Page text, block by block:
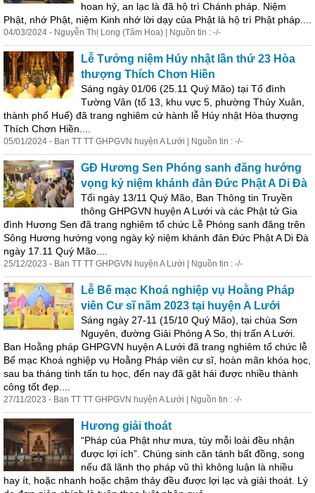
hoan hỷ, an lạc là đã hộ trì Chánh pháp. Niệm
Phật, nhớ Phật, niệm Kinh nhớ lời dạy của Phật là hộ trì Phật pháp....
04/03/2024 - Nguyễn Thị Long (Tâm Hoa) | Nguồn tin : -/-
Lễ Tưởng niệm Húy nhật lần thứ 23 Hòa
thượng Thích Chơn Hiền
Sáng ngày 01/06 (25.11 Quý Mão) tại Tổ đình
Tường Vân (tổ 13, khu vực 5, phường Thủy Xuân,
thành phố Huế) đã trang nghiêm cử hành lễ Húy nhật Hòa thượng
Thích Chơn Hiền....
05/01/2024 - Ban TT TT GHPGVN huyện A Lưới | Nguồn tin : -/-
GĐ Hương Sen Phóng sanh đăng hướng
vọng kỷ niệm khánh đản Đức Phật A Di Đà
Tối ngày 13/11 Quý Mão, Ban Thông tin Truyền
thông GHPGVN huyện A Lưới và các Phật tử Gia
đình Hương Sen đã trang nghiêm tổ chức Lễ Phóng sanh đăng trên
Sông Hương hướng vọng ngày kỷ niệm khánh đản Đức Phật A Di Đà
ngày 17.11 Quý Mão....
25/12/2023 - Ban TT TT GHPGVN huyện A Lưới | Nguồn tin : -/-
Lễ Bế mạc Khoá nghiệp vụ Hoằng Pháp
viên Cư sĩ năm 2023 tại huyện A Lưới
Sáng ngày 27-11 (15/10 Quý Mão), tại chùa Sơn
Nguyên, đường Giải Phóng A So, thị trấn A Lưới.
Ban Hoằng pháp GHPGVN huyện A Lưới đã trang nghiêm tổ chức lễ
Bế mạc Khoá nghiệp vụ Hoằng Pháp viên cư sĩ, hoàn mãn khóa học,
sau ba tháng tinh tấn tu học, đến nay đã gặt hái được nhiều thành
công tốt đẹp....
27/11/2023 - Ban TT TT GHPGVN huyện A Lưới | Nguồn tin : -/-
Hương giải thoát
“Pháp của Phật như mưa, tùy mỗi loài đều nhận
được lợi ích”. Chúng sinh căn tánh bất đồng, song
nếu đã lãnh thọ pháp vũ thì không luận là nhiều
hay ít, hoặc nhanh hoặc chậm thảy đều được lợi lạc và giải thoát. Lý